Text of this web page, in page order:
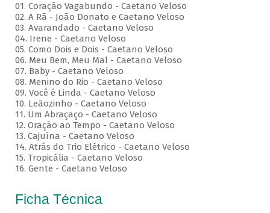
01. Coração Vagabundo - Caetano Veloso
02. A Rã - João Donato e Caetano Veloso
03. Avarandado - Caetano Veloso
04. Irene - Caetano Veloso
05. Como Dois e Dois - Caetano Veloso
06. Meu Bem, Meu Mal - Caetano Veloso
07. Baby - Caetano Veloso
08. Menino do Rio - Caetano Veloso
09. Você é Linda - Caetano Veloso
10. Leãozinho - Caetano Veloso
11. Um Abraçaço - Caetano Veloso
12. Oração ao Tempo - Caetano Veloso
13. Cajuína - Caetano Veloso
14. Atrás do Trio Elétrico - Caetano Veloso
15. Tropicália - Caetano Veloso
16. Gente - Caetano Veloso
Ficha Técnica